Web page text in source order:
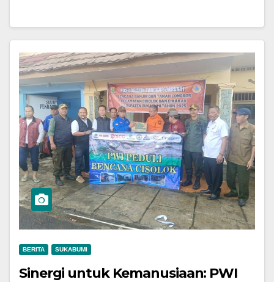
BERITA SUKABUMI
Sinergi untuk Kemanusiaan: PWI